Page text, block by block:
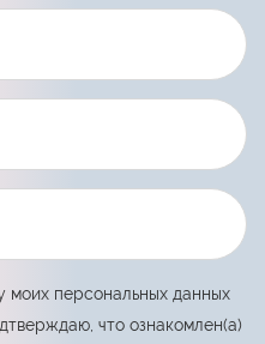
моих персональных данных
что ознакомлен(а)